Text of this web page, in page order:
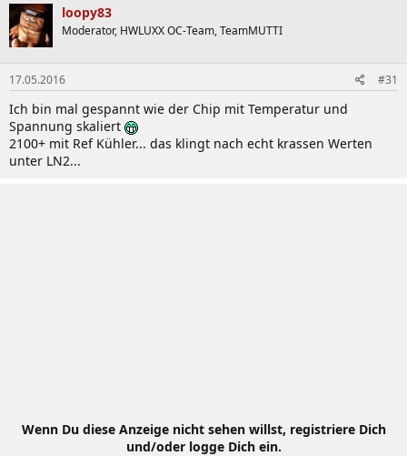
e
l
l
r
e
l
m
loopy83
Moderator, HWLUXX OC-Team, TeamMUTTI
17.05.2016 #31
Ich bin mal gespannt wie der Chip mit Temperatur und
Spannung skaliert
2100+ mit Ref Kühler... das klingt nach echt krassen Werten
unter LN2...
Wenn Du diese Anzeige nicht sehen willst, registriere Dich
und/oder logge Dich ein.